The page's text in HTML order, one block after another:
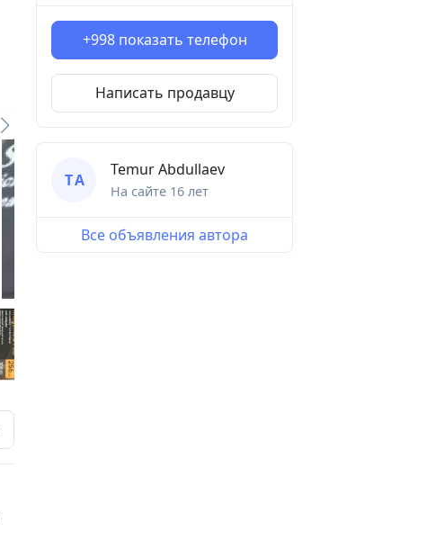
+998 показать телефон
Написать продавцу
T А
Temur Аbdullaev
На сайте 16 лет
Все объявления автора